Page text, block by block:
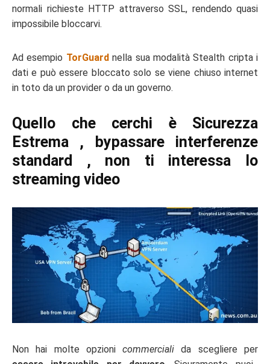
normali richieste HTTP attraverso SSL, rendendo quasi
impossibile bloccarvi.
Ad esempio TorGuardnella sua modalità Stealth cripta i
dati e può essere bloccato solo se viene chiuso internet
in toto da un provider o da un governo.
Quello che cerchi è Sicurezza
Estrema , bypassare interferenze
standard , non ti interessa lo
streaming video
Non hai molte opzionicommerciali da scegliere per